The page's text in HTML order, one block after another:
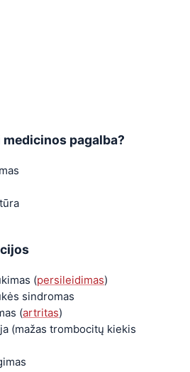
pagalba?
(persileidimas)
sindromas
(artritas)
(mažas trombocitų kiekis